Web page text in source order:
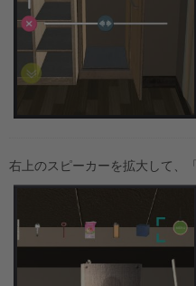
右上のスピーカーを拡大して、